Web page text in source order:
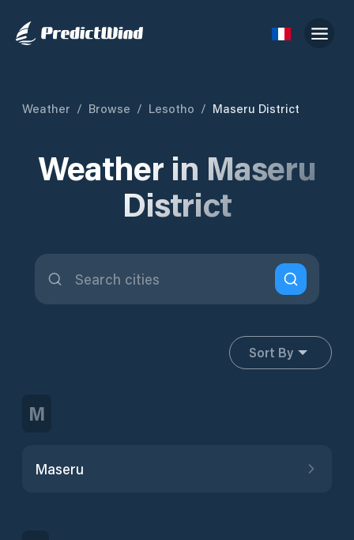
Weather / Browse / Lesotho / Maseru District
Weather in Maseru
District
Sort By
M
Maseru